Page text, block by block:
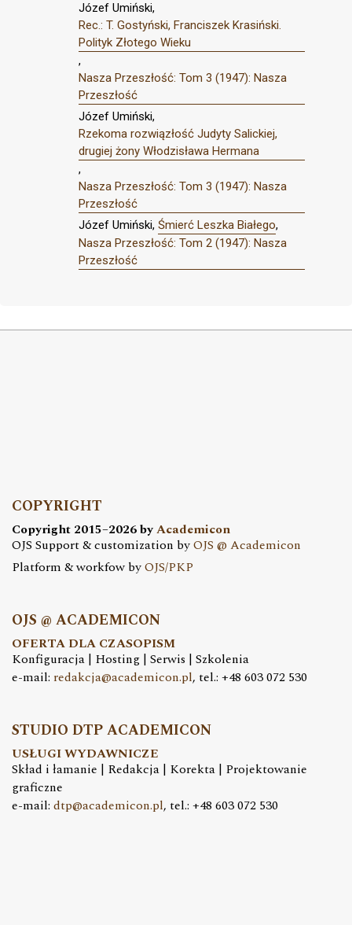
Józef Umiński,
Rec.: T. Gostyński, Franciszek Krasiński.
Polityk Złotego Wieku
,
Nasza Przeszłość: Tom 3 (1947): Nasza
Przeszłość
Józef Umiński,
Rzekoma rozwiązłość Judyty Salickiej,
drugiej żony Włodzisława Hermana
,
Nasza Przeszłość: Tom 3 (1947): Nasza
Przeszłość
Józef Umiński, Śmierć Leszka Białego,
Nasza Przeszłość: Tom 2 (1947): Nasza
Przeszłość
COPYRIGHT
Copyright 2015–2026 byAcademicon
OJS Support & customization byOJS @ Academicon
Platform & workfow byOJS/PKP
OJS @ ACADEMICON
OFERTA DLA CZASOPISM
Konfiguracja | Hosting | Serwis | Szkolenia
e-mail: redakcja@academicon.pl, tel.: +48 603 072 530
STUDIO DTP ACADEMICON
USŁUGI WYDAWNICZE
Skład i łamanie | Redakcja | Korekta | Projektowanie
graficzne
e-mail: dtp@academicon.pl, tel.: +48 603 072 530